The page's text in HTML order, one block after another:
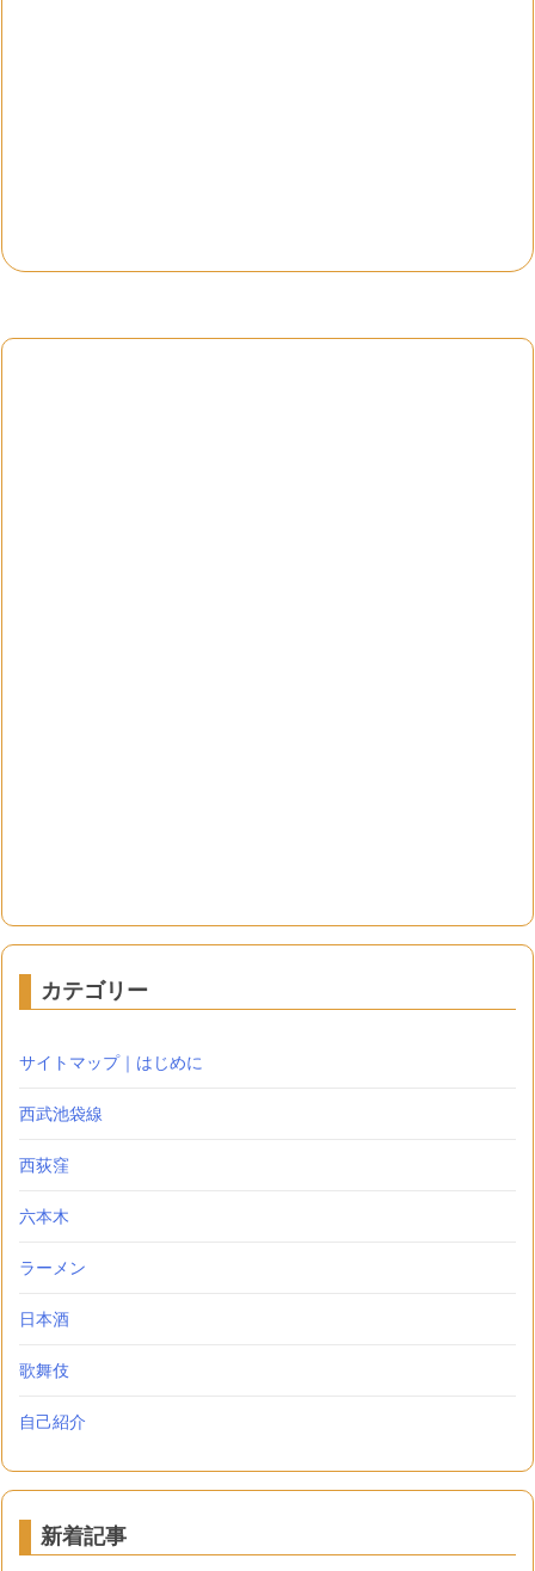
カテゴリー
サイトマップ｜はじめに
西武池袋線
西荻窪
六本木
ラーメン
日本酒
歌舞伎
自己紹介
新着記事